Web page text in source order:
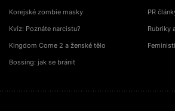
Korejské zombie masky
Kvíz: Poznáte narcistu?
Kingdom Come 2 a ženské tělo
Bossing: jak se bránit
PR
Rubriky